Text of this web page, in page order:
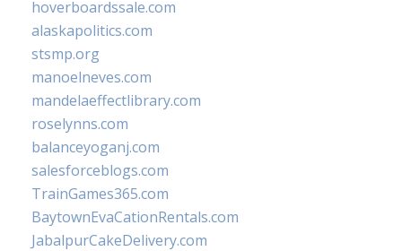
hoverboardssale.com
alaskapolitics.com
stsmp.org
manoelneves.com
mandelaeffectlibrary.com
roselynns.com
balanceyoganj.com
salesforceblogs.com
TrainGames365.com
BaytownEvaCationRentals.com
JabalpurCakeDelivery.com